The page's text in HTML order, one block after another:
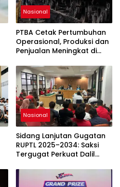
Nasional
PTBA Cetak Pertumbuhan
Operasional, Produksi dan
Penjualan Meningkat di
Global 2025
Nasional
Sidang Lanjutan Gugatan
RUPTL 2025–2034: Saksi
Tergugat Perkuat Dalil